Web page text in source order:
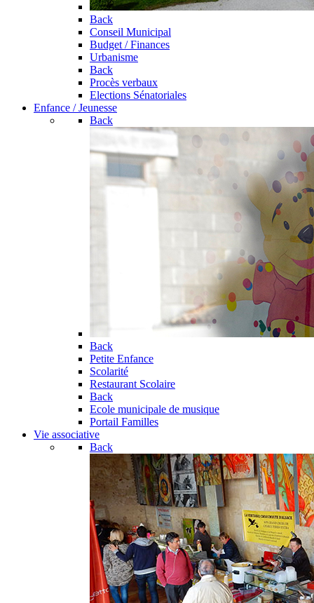
Back
Conseil Municipal
Budget / Finances
Urbanisme
Back
Procès verbaux
Elections Sénatoriales
Enfance / Jeunesse
Back
Back
Petite Enfance
Scolarité
Restaurant Scolaire
Back
Ecole municipale de musique
Portail Familles
Vie associative
Back